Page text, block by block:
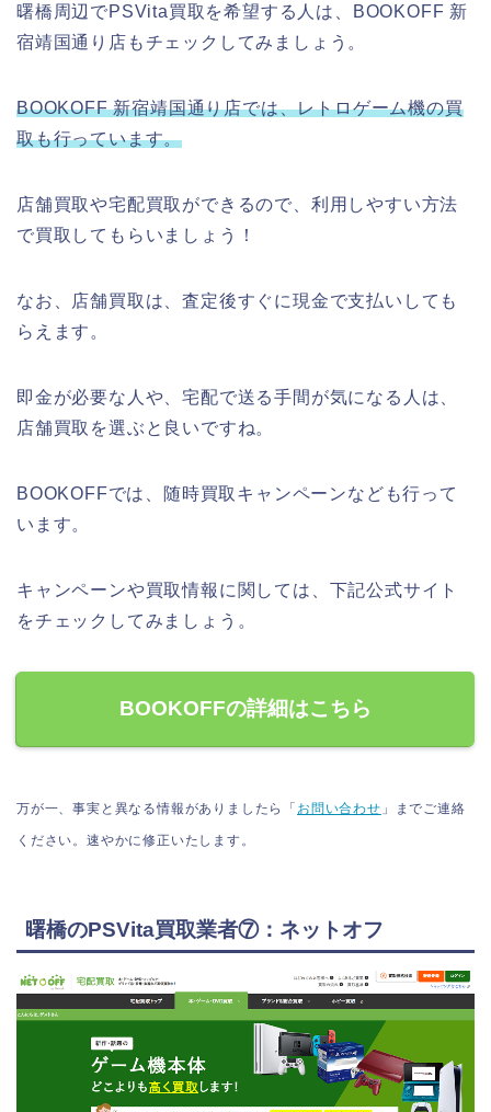
曙橋周辺でPSVita買取を希望する人は、BOOKOFF 新
宿靖国通り店もチェックしてみましょう。
BOOKOFF 新宿靖国通り店では、レトロゲーム機の買
取も行っています。
店舗買取や宅配買取ができるので、利用しやすい方法
で買取してもらいましょう！
なお、店舗買取は、査定後すぐに現金で支払いしても
らえます。
即金が必要な人や、宅配で送る手間が気になる人は、
店舗買取を選ぶと良いですね。
BOOKOFFでは、随時買取キャンペーンなども行って
います。
キャンペーンや買取情報に関しては、下記公式サイト
をチェックしてみましょう。
BOOKOFFの詳細はこちら
万が一、事実と異なる情報がありましたら「 お問い合わせ 」までご連絡
ください。速やかに修正いたします。
曙橋のPSVita買取業者⑦：ネットオフ